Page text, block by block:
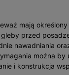
mają
przed
nawadniania
można
i konstrukcja